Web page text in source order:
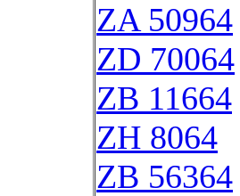
ZA 50964
ZD 70064
ZB 11664
ZH 8064
ZB 56364